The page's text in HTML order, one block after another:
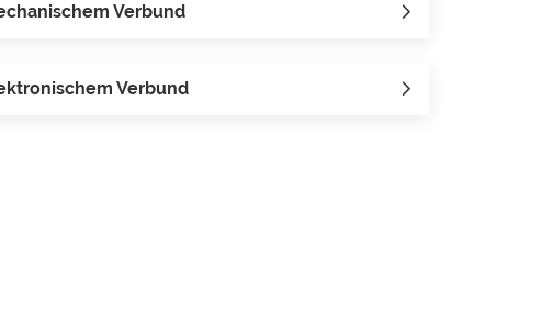
Verbund
Verbund